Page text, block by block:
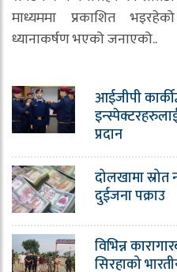
माध्यममा प्रकाशित
ध्यानाकर्षण भएको जनाएको..
आईजीपी
इन्स्पेक्टरहरुलाई
प्रदान
दोलखामा
दुईजना पक्राउ
विभिन्न
सिरहाको